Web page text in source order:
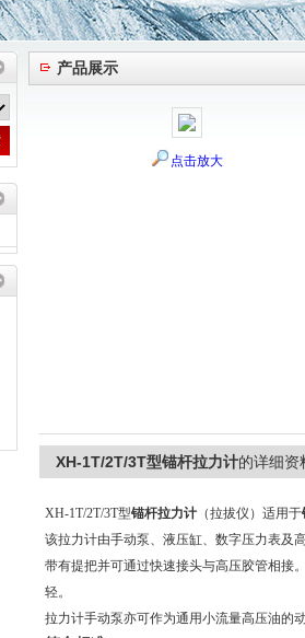
产品展示
点击放大
XH-1T/2T/3T型锚杆拉力计的详细资
XH-1T/2T/3T型锚杆拉力计 （拉拔仪）适用于
该拉力计由手动泵、液压缸、数字压力表及
带有提把并可通过快速接头与高压胶管相接
轻。
拉力计手动泵亦可作为通用小流量高压油的